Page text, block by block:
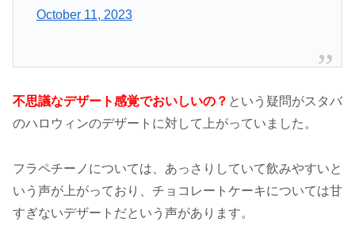
October 11, 2023
不思議なデザート感覚でおいしいの？ という疑問がスタバ
のハロウィンのデザートに対して上がっていました。
フラペチーノについては、あっさりしていて飲みやすいと
いう声が上がっており、チョコレートケーキについては甘
すぎないデザートだという声があります。